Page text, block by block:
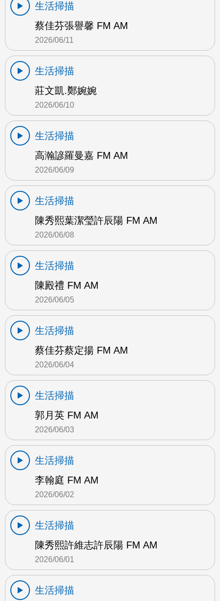
生活掃描
蔡佳芬張譽馨 FM AM
2026/06/11
生活掃描
莊文凱.鄭婉婉
2026/06/10
生活掃描
高瀚諺羅曼嘉 FM AM
2026/06/09
生活掃描
陳秀熙葉潔瑩許辰陽 FM AM
2026/06/08
生活掃描
陳殿禮 FM AM
2026/06/05
生活掃描
蔡佳芬蔡定揚 FM AM
2026/06/04
生活掃描
郭月英 FM AM
2026/06/03
生活掃描
李翰庭 FM AM
2026/06/02
生活掃描
陳秀熙許維志許辰陽 FM AM
2026/06/01
生活掃描